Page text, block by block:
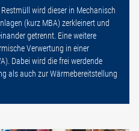
wird dieser in Mechanisch
(kurz MBA) zerkleinert und
getrennt. Eine weitere
Verwertung in einer
Dabei wird die frei werdende
als auch zur Wärmebereitstellung